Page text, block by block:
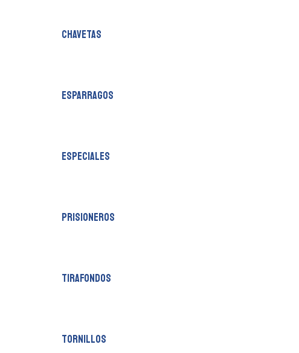
chavetas
esparragos
especiales
prisioneros
tirafondos
tornillos